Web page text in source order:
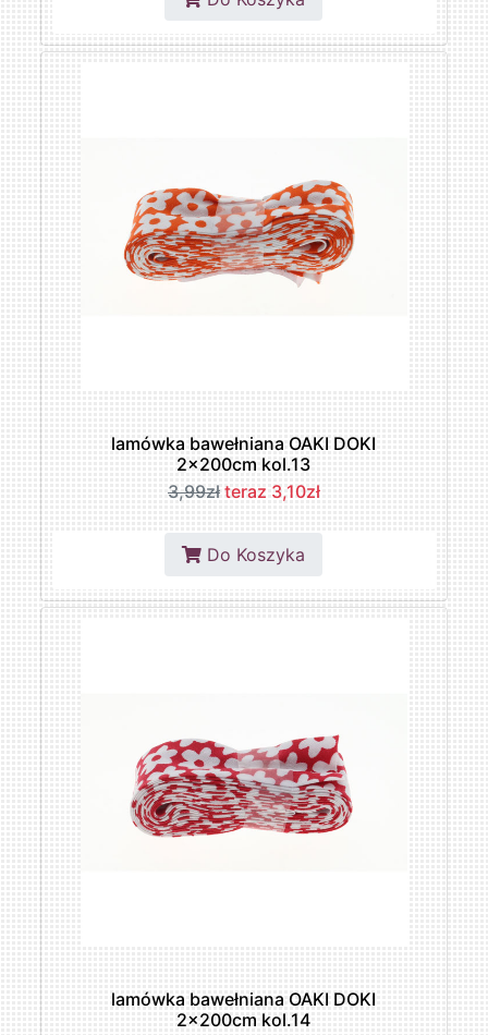
lamówka bawełniana OAKI DOKI
2x200cm kol.13
3,99zł teraz 3,10zł
Do Koszyka
lamówka bawełniana OAKI DOKI
2x200cm kol.14